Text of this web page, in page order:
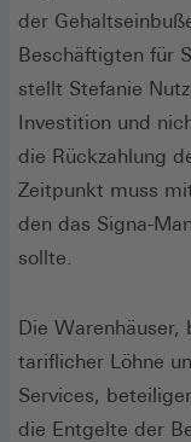
der
Beschäftigten für
stellt Stefanie
Investition und
die Rückzahlung
Zeitpunkt muss
den das Signa-
sollte.
Die Warenhäuser,
tariflicher Löhne
Services,
die Entgelte der